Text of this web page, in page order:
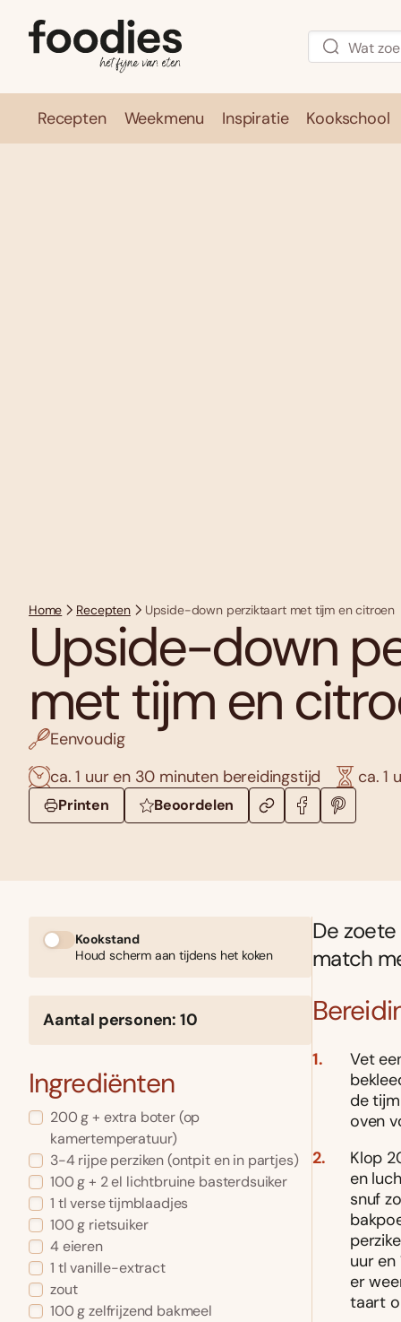
Recepten Weekmenu Inspiratie Kookschool
Home Recepten Upside-down perziktaart met tijm en citroen
Upside-down
met tijm en
Eenvoudig
ca. 1 uur en 30 minuten bereidingstijd
ca. 1
Printen Beoordelen
Kookstand
Houd scherm aan tijdens het koken
Aantal personen: 10
Ingrediënten
200 g + extra boter (op
kamertemperatuur)
3-4 rijpe perziken (ontpit en in partjes)
100 g + 2 el lichtbruine basterdsuiker
1 tl verse tijmblaadjes
100 g rietsuiker
4 eieren
1 tl vanille-extract
zout
100 g zelfrijzend bakmeel
De
match
Vet
de
oven
Klop
en
snuf
uur
er
taart